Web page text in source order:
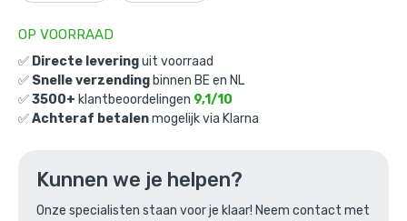
OP VOORRAAD
✅ Directe leveringuit voorraad
✅ Snelle verzending binnen BE en NL
✅3500+ klantbeoordelingen 9,1/10
✅Achteraf betalenmogelijk via Klarna
Kunnen we je helpen?
Onze specialisten staan voor je klaar! Neem contact met
Productnummer: D101008C
€226,08 incl. BTW/ stuk
€186,84 excl. BTW
of verder winkelen